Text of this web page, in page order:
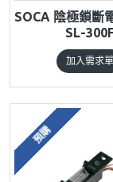
SOCA 陰極鎖斷
SL-
加入需求單
預購